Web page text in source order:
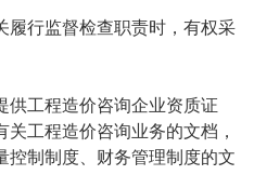
监督检查职责时，有权采
工程造价咨询企业资质证
工程造价咨询业务的文档，
控制制度、财务管理制度的文